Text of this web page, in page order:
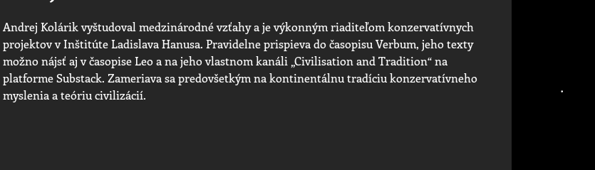
Andrej Kolárik vyštudoval medzinárodné vzťahy a je výkonným riaditeľom konzervatívnych
projektov v Inštitúte Ladislava Hanusa. Pravidelne prispieva do časopisu Verbum, jeho texty
možno nájsť aj v časopise Leo a na jeho vlastnom kanáli „Civilisation and Tradition“ na
platforme Substack. Zameriava sa predovšetkým na kontinentálnu tradíciu konzervatívneho
myslenia a teóriu civilizácií.